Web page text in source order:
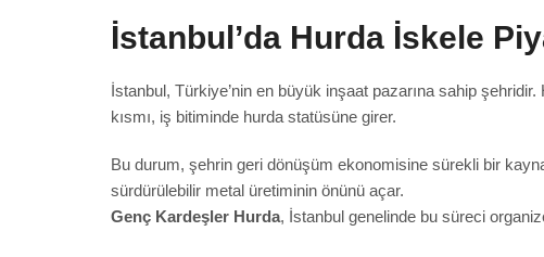
İstanbul’da Hurda İskele
İstanbul, Türkiye’nin en büyük inşaat pazarına sahip
kısmı, iş bitiminde hurda statüsüne girer.
Bu durum, şehrin geri dönüşüm ekonomisine sürekli bir
sürdürülebilir metal üretiminin önünü açar.
Genç Kardeşler Hurda, İstanbul genelinde bu süreci